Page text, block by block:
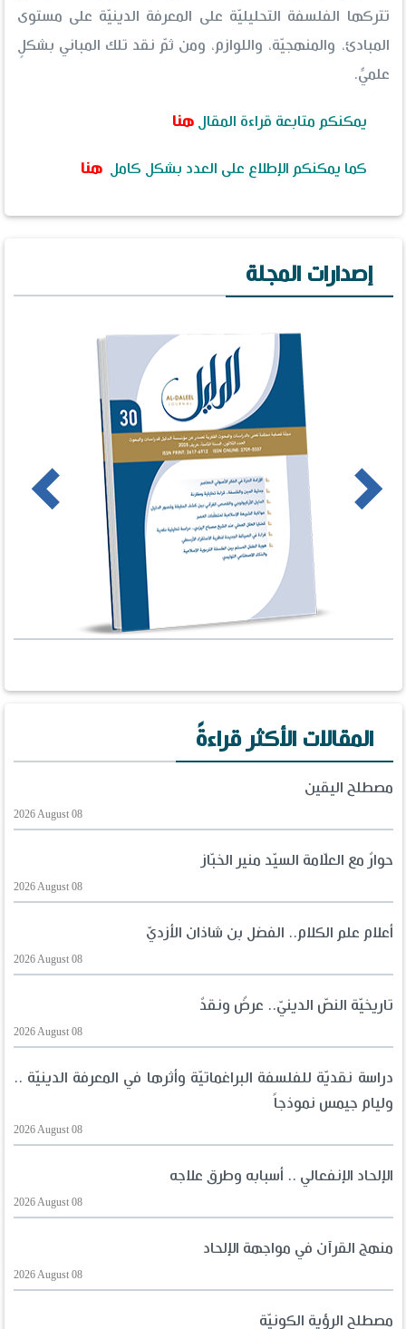
تتركها الفلسفة التحليليّة على المعرفة الدينيّة على مستوى
المبادئ، والمنهجيّة، واللوازم، ومن ثمّ نقد تلك المباني بشكلٍ
علميٍّ.
يمكنكم متابعة قراءة المقال هنا
كما يمكنكم الإطلاع على العدد بشكل كامل هنا
إصدارات المجلة
Next
المقالات الأكثر قراءةً
مصطلح اليقين
2026 August 08
حوارٌ مع العلّامة السيّد منير الخبّاز
2026 August 08
أعلام علم الكلام.. الفضل بن شاذان الأزديّ
2026 August 08
تاريخيّة النصّ الدينيّ.. عرضٌ ونقدٌ
2026 August 08
دراسة نقديّة للفلسفة البراغماتيّة وأثرها في المعرفة الدينيّة ..
وليام جيمس نموذجاً
2026 August 08
الإلحاد الإنفعالي .. أسبابه وطرق علاجه
2026 August 08
منهج القرآن في مواجهة الإلحاد
2026 August 08
مصطلح الرؤية الكونيّة